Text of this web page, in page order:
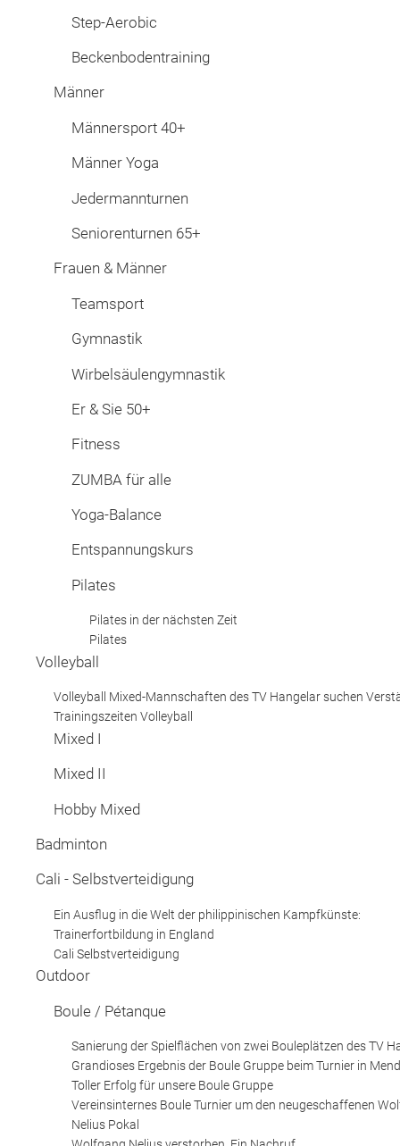
Step-Aerobic
Beckenbodentraining
Männer
Männersport 40+
Männer Yoga
Jedermannturnen
Seniorenturnen 65+
Frauen & Männer
Teamsport
Gymnastik
Wirbelsäulengymnastik
Er & Sie 50+
Fitness
ZUMBA für alle
Yoga-Balance
Entspannungskurs
Pilates
Pilates in der nächsten Zeit
Pilates
Volleyball
Volleyball Mixed-Mannschaften des TV Hangelar suchen
Trainingszeiten Volleyball
Mixed I
Mixed II
Hobby Mixed
Badminton
Cali - Selbstverteidigung
Ein Ausflug in die Welt der philippinischen Kampfkünste:
Trainerfortbildung in England
Cali Selbstverteidigung
Outdoor
Boule / Pétanque
Sanierung der Spielflächen von zwei Bouleplätzen des TV
Grandioses Ergebnis der Boule Gruppe beim Turnier in
Toller Erfolg für unsere Boule Gruppe
Vereinsinternes Boule Turnier um den neugeschaffenen
Nelius Pokal